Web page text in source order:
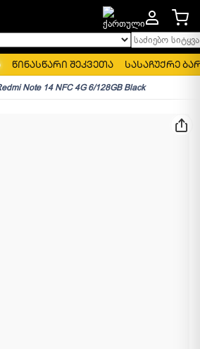
საძიებო
წინასწარი შეკვეთა სასაჩუქრე
Note 14 NFC 4G 6/128GB Black